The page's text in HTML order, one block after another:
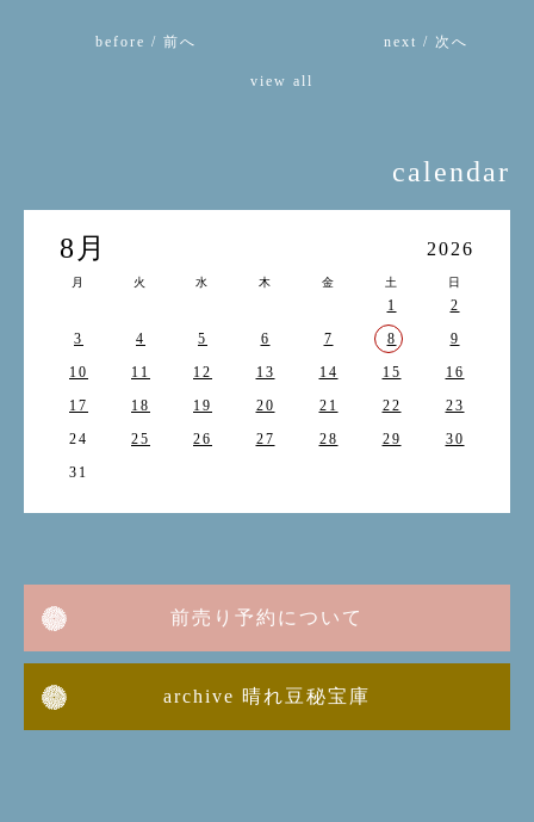
before / 前へ next / 次へ
view all
calendar
8月 2026
月 火 水 木 金 土 日
1
2
3
4 5 6 7 8
9
10
11 12 13 14 15
16
17
18 19 20 21 22
23
24
25 26 27 28 29
30
31
前売り予約について
archive 晴れ豆秘宝庫